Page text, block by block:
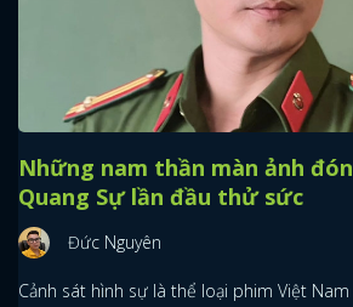
Những nam thần màn ảnh
Quang Sự lần đầu thử sức
Đức Nguyên
Cảnh sát hình sự là thể loại phim Việt